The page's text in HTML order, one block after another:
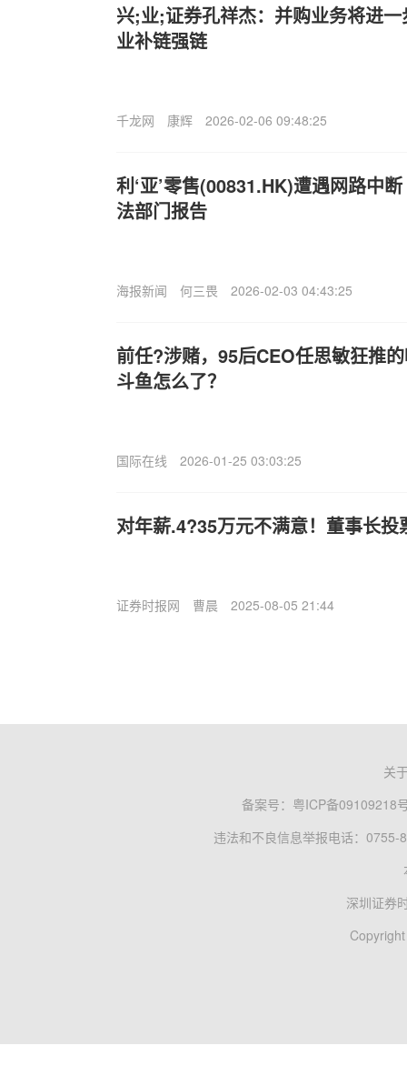
兴;业;证券孔祥杰：并购业务将进
业补链强链
千龙网 康辉 2026-02-06 09:48:25
利‘亚’零售(00831.HK)遭遇网路中
法部门报告
海报新闻 何三畏 2026-02-03 04:43:25
前任?涉赌，95后CEO任思敏狂推
斗鱼怎么了？
国际在线 2026-01-25 03:03:25
对年薪.4?35万元不满意！董事长投
证券时报网 曹晨 2025-08-05 21:44
关
备案号： 粤ICP备09109218
违法和不良信息举报电话：0755-
深圳证券